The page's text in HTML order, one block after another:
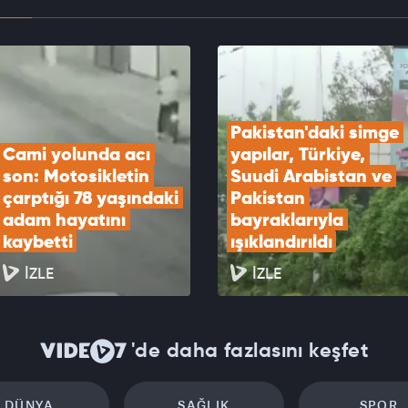
simge yapılar, Türkiye, Suudi Arabistan
bayraklarıyla ışıklandırıldı
Cami yolunda acı
son: Motosikletin
çarptığı 78 yaşındaki
adam hayatını
kaybetti
İZLE
Pakistan'daki simge
yapılar, Türkiye,
Suudi Arabistan ve
Pakistan
bayraklarıyla
ışıklandırıldı
İZLE
'de daha fazlasını keşfet